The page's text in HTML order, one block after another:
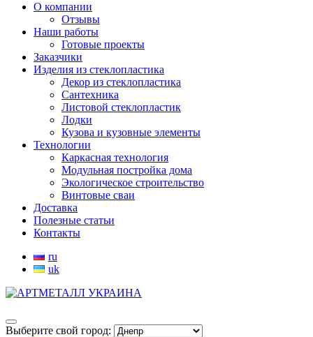
О компании
Отзывы
Наши работы
Готовые проекты
Заказчики
Изделия из стеклопластика
Декор из стеклопластика
Сантехника
Листовой стеклопластик
Лодки
Кузова и кузовные элементы
Технологии
Каркасная технология
Модульная постройка дома
Экологическое строительство
Винтовые сваи
Доставка
Полезные статьи
Контакты
ru
uk
Выберите свой город: